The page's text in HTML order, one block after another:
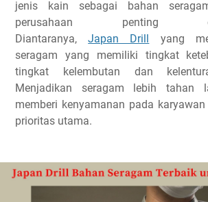
jenis kain sebagai bahan
perusahaan penting
Diantaranya,Japan Drill yang
seragam yang memiliki tingkat
tingkat kelembutan dan
Menjadikan seragam lebih tahan
memberi kenyamanan pada
prioritas utama.